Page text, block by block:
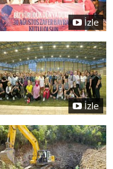
İzle
İzle